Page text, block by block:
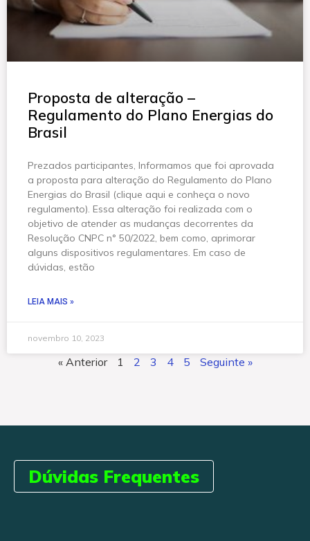
Proposta de alteração –
Regulamento do Plano Energias do
Brasil
Prezados participantes, Informamos que foi aprovada
a proposta para alteração do Regulamento do Plano
Energias do Brasil (clique aqui e conheça o novo
regulamento). Essa alteração foi realizada com o
objetivo de atender as mudanças decorrentes da
Resolução CNPC n° 50/2022, bem como, aprimorar
alguns dispositivos regulamentares. Em caso de
dúvidas, estão
LEIA MAIS »
novembro 10, 2023
« Anterior 1 2 3 4 5 Seguinte »
Dúvidas Frequentes